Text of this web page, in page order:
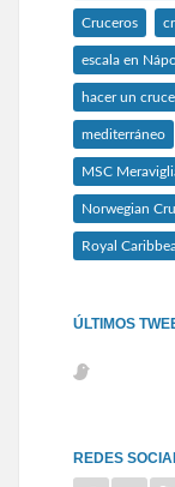
Cruceros
escala en
hacer un
mediterráneo
MSC
Norwegian
Royal
ÚLTIMOS
REDES